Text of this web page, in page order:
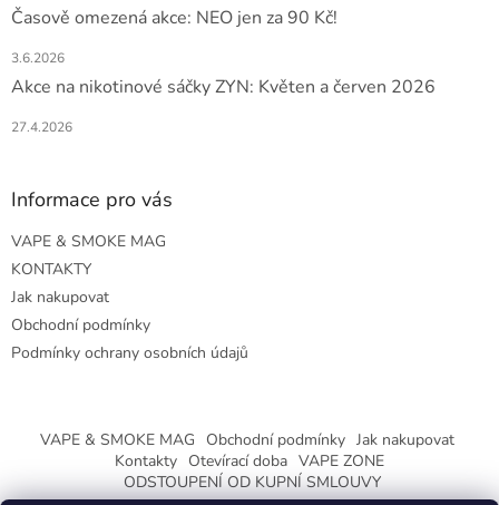
Časově omezená akce: NEO jen za 90 Kč!
3.6.2026
Akce na nikotinové sáčky ZYN: Květen a červen 2026
27.4.2026
Informace pro vás
VAPE & SMOKE MAG
KONTAKTY
Jak nakupovat
Obchodní podmínky
Podmínky ochrany osobních údajů
VAPE & SMOKE MAG Obchodní podmínky Jak nakupovat
Kontakty Otevírací doba VAPE ZONE
ODSTOUPENÍ OD KUPNÍ SMLOUVY